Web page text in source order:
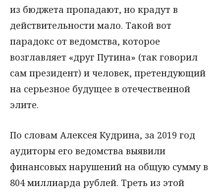
из бюджета пропадают, но крадут в
действительности мало. Такой вот
парадокс от ведомства, которое
возглавляет «друг Путина» (так говорил
сам президент) и человек, претендующий
на серьезное будущее в отечественной
элите.
По словам Алексея Кудрина, за 2019 год
аудиторы его ведомства выявили
финансовых нарушений на общую сумму в
804 миллиарда рублей. Треть из этой